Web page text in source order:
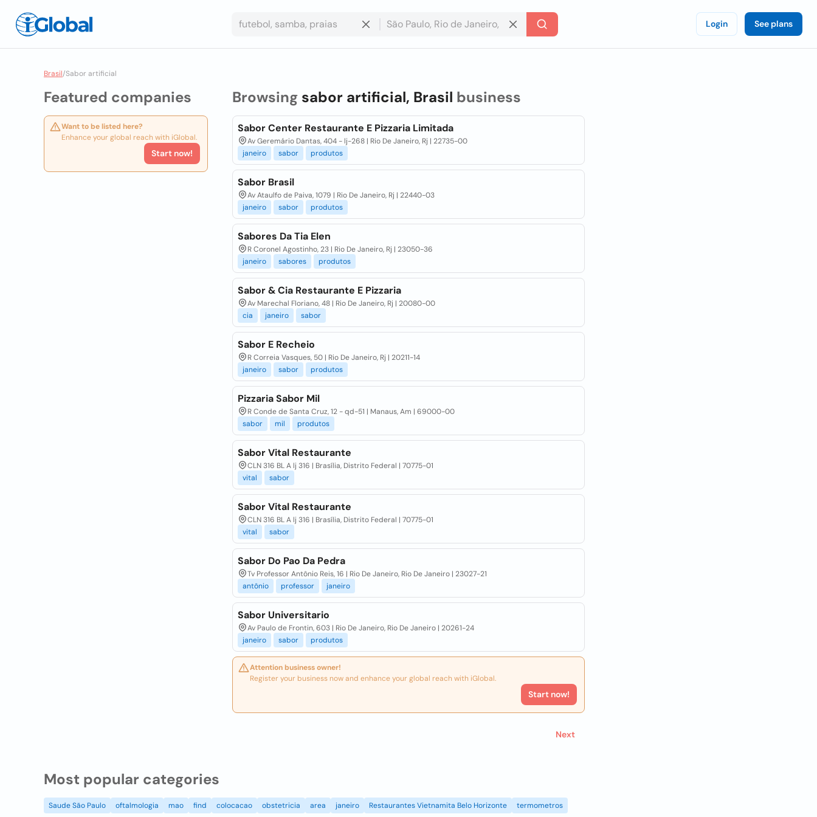
Login See plans
Brasil/Sabor artificial
Featured companies
Want to be listed here?
Enhance your global reach with iGlobal.
Start now!
Browsing sabor artificial, Brasil business
Sabor Center Restaurante E Pizzaria Limitada
Av Geremário Dantas, 404 - lj-268 | Rio De Janeiro, Rj | 22735-00
janeiro
sabor produtos
Sabor Brasil
Av Ataulfo de Paiva, 1079 | Rio De Janeiro, Rj | 22440-03
janeiro
sabor produtos
Sabores Da Tia Elen
R Coronel Agostinho, 23 | Rio De Janeiro, Rj | 23050-36
janeiro
sabores produtos
Sabor & Cia Restaurante E Pizzaria
Av Marechal Floriano, 48 | Rio De Janeiro, Rj | 20080-00
cia
janeiro sabor
Sabor E Recheio
R Correia Vasques, 50 | Rio De Janeiro, Rj | 20211-14
janeiro
sabor produtos
Pizzaria Sabor Mil
R Conde de Santa Cruz, 12 - qd-51 | Manaus, Am | 69000-00
sabor
mil produtos
Sabor Vital Restaurante
CLN 316 BL A lj 316 | Brasília, Distrito Federal | 70775-01
vital
sabor
Sabor Vital Restaurante
CLN 316 BL A lj 316 | Brasília, Distrito Federal | 70775-01
vital
sabor
Sabor Do Pao Da Pedra
Tv Professor Antônio Reis, 16 | Rio De Janeiro, Rio De Janeiro | 23027-21
antônio
professor janeiro
Sabor Universitario
Av Paulo de Frontin, 603 | Rio De Janeiro, Rio De Janeiro | 20261-24
janeiro
sabor produtos
Attention business owner!
Register your business now and enhance your global reach with iGlobal.
Start now!
Next
Most popular categories
Saude São Paulo oftalmologia mao find colocacao obstetricia area janeiro Restaurantes Vietnamita Belo Horizonte termometros